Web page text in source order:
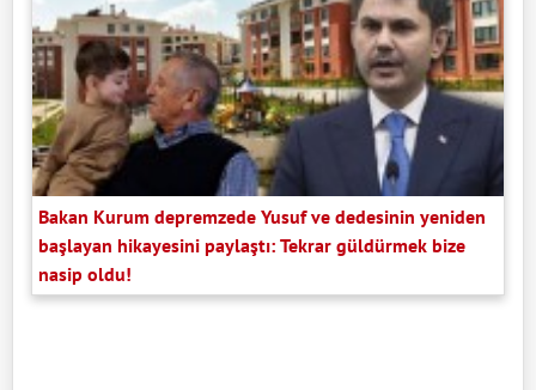
Bakan Kurum depremzede Yusuf ve dedesinin yeniden
başlayan hikayesini paylaştı: Tekrar güldürmek bize
nasip oldu!